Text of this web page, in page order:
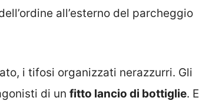
all’esterno del parcheggio
i tifosi organizzati nerazzurri. Gli
di un fitto lancio di bottiglie. E